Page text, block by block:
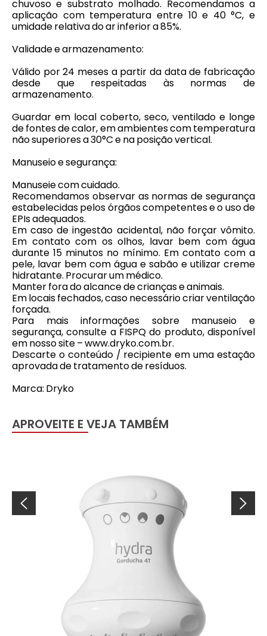
chuvoso e substrato molhado. Recomendamos a
aplicação com temperatura entre 10 e 40 °C, e
umidade relativa do ar inferior a 85%.
Validade e armazenamento:
Válido por 24 meses a partir da data de fabricação
desde que respeitadas às normas de
armazenamento.
Guardar em local coberto, seco, ventilado e longe
de fontes de calor, em ambientes com temperatura
não superiores a 30°C e na posição vertical.
Manuseio e segurança:
Manuseie com cuidado.
Recomendamos observar as normas de segurança
estabelecidas pelos órgãos competentes e o uso de
EPIs adequados.
Em caso de ingestão acidental, não forçar vômito.
Em contato com os olhos, lavar bem com água
durante 15 minutos no mínimo. Em contato com a
pele, lavar bem com água e sabão e utilizar creme
hidratante. Procurar um médico.
Manter fora do alcance de crianças e animais.
Em locais fechados, caso necessário criar ventilação
forçada.
Para mais informações sobre manuseio e
segurança, consulte a FISPQ do produto, disponível
em nosso site – www.dryko.com.br.
Descarte o conteúdo / recipiente em uma estação
aprovada de tratamento de resíduos.
Marca: Dryko
APROVEITE E VEJA TAMBÉM